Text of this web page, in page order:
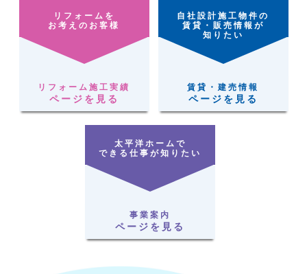
リフォームを
お考えのお客様
リフォーム施工実績
ページを見る
自社設計施工物件の
賃貸・販売情報が
知りたい
賃貸・建売情報
ページを見る
太平洋ホームで
できる仕事が知りたい
事業案内
ページを見る